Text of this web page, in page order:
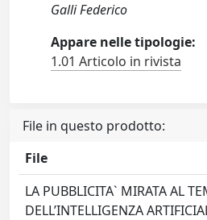
Galli Federico
Appare nelle tipologie:
1.01 Articolo in rivista
File in questo prodotto:
File
LA PUBBLICITA` MIRATA AL
DELL’INTELLIGENZA